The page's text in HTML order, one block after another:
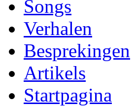
Songs
Verhalen
Besprekingen
Artikels
Startpagina